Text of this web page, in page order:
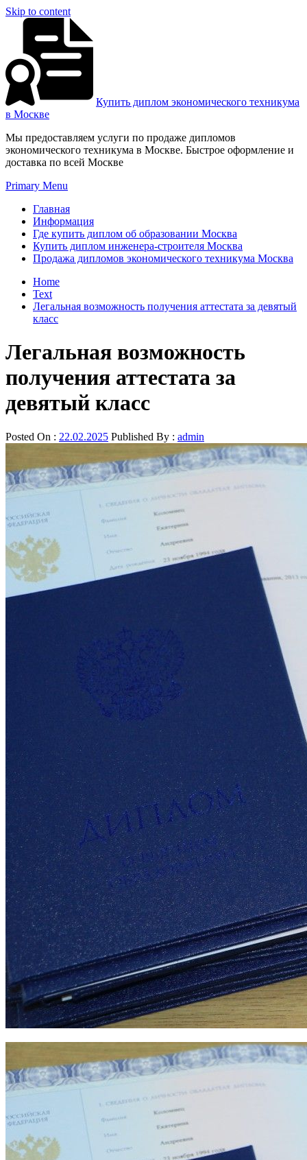
Skip to content
Купить диплом экономического техникума
в Москве
Мы предоставляем услуги по продаже дипломов
экономического техникума в Москве. Быстрое оформление и
доставка по всей Москве
Primary Menu
Главная
Информация
Где купить диплом об образовании Москва
Купить диплом инженера-строителя Москва
Продажа дипломов экономического техникума Москва
Home
Text
Легальная возможность получения аттестата за девятый
класс
Легальная возможность
получения аттестата за
девятый класс
Posted On : 22.02.2025 Published By : admin